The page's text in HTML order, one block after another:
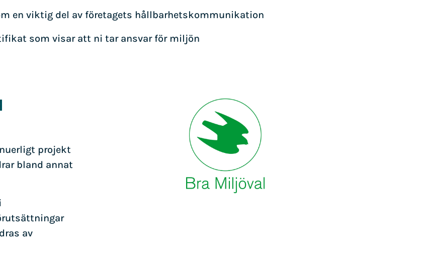
en viktig del av företagets hållbarhetskommunikation
som visar att ni tar ansvar för miljön
projekt
bland annat
av